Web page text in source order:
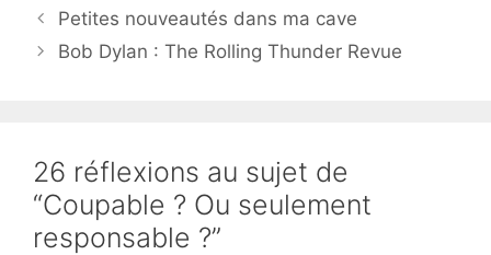
Petites nouveautés dans ma cave
Bob Dylan : The Rolling Thunder Revue
26 réflexions au sujet de
“Coupable ? Ou seulement
responsable ?”